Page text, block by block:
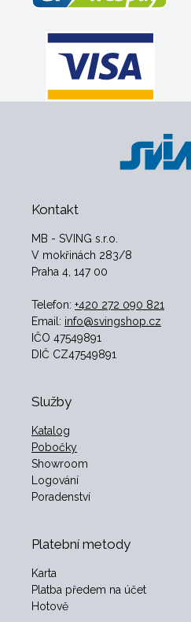
Kontakt
MB - SVING s.r.o.
V mokřinách 283/8
Praha 4, 147 00
Telefon: +420 272 090 821
Email: info@svingshop.cz
IČO 47549891
DIČ CZ47549891
Služby
Katalog
Pobočky
Showroom
Logování
Poradenství
Platební metody
Karta
Platba předem na účet
Hotově